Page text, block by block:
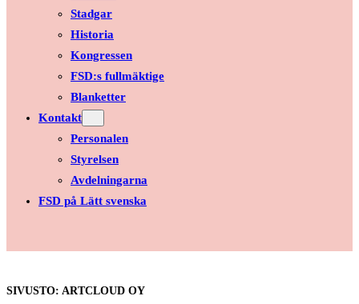
Stadgar
Historia
Kongressen
FSD:s fullmäktige
Blanketter
Kontakt
Personalen
Styrelsen
Avdelningarna
FSD på Lätt svenska
SIVUSTO: ARTCLOUD OY